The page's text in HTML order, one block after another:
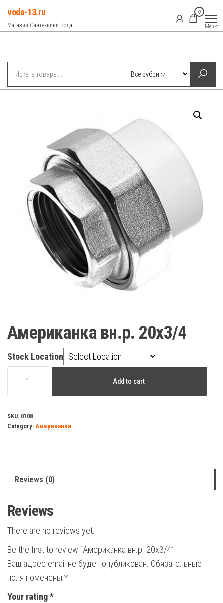
Перейти
содержимому
voda-13.ru
Магазин Сантехники Вода
0
Меню
Американка вн.р. 20х3/4
Stock Location
quantity
Add to cart
SKU: 0108
Category: Американки
Reviews (0)
Reviews
There are no reviews yet.
Be the first to review “Американка вн.р. 20х3/4”
Ваш адрес email не будет опубликован. Обязательные
поля помечены *
Your rating*